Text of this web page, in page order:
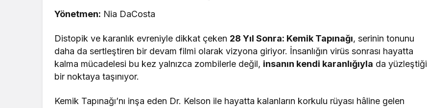
Yönetmen: Nia DaCosta
Distopik ve karanlık evreniyle dikkat çeken 28 Yıl Sonra: Kemik Tapınağı, serinin tonunu
daha da sertleştiren bir devam filmi olarak vizyona giriyor. İnsanlığın virüs sonrası hayatta
kalma mücadelesi bu kez yalnızca zombilerle değil, insanın kendi karanlığıyla da yüzleştiği
bir noktaya taşınıyor.
Kemik Tapınağı’nı inşa eden Dr. Kelson ile hayatta kalanların korkulu rüyası hâline gelen